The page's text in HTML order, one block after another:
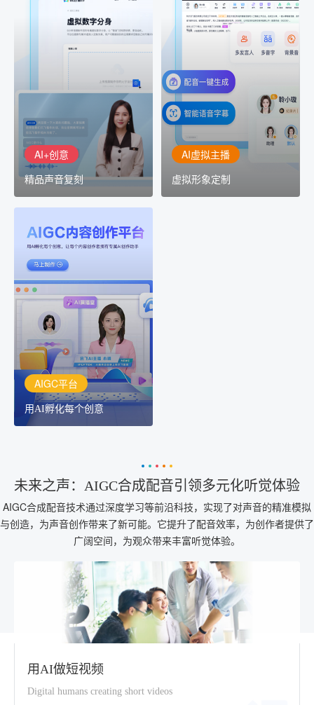
AI+创意
精品声音复刻
AI+创意
精品声音复刻
AI+创意：AIGC 能力集中
展示窗口，体验 AIGC 给
生活和生产带来的改变
AI虚拟主播
虚拟形象定制
讯飞智作：让每一个内容
创作者高效生产灵活定制
AIGC平台
用AI孵化每个创意
AIGC平台
用AI孵化每个创意
讯飞AIGC平台：让每个创
作者都拥有自己的专注AI
创作助手
未来之声：AIGC合成配音引领多元化听觉体验
AIGC合成配音技术通过深度学习等前沿科技，实现了对声音的精准模拟
与创造，为声音创作带来了新可能。它提升了配音效率，为创作者提供了
广阔空间，为观众带来丰富听觉体验。
用AI做短视频
Digital humans creating short videos